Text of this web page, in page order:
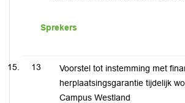
Sprekers
13
Voorstel tot instemming met
herplaatsingsgarantie tijdelijk
Campus Westland